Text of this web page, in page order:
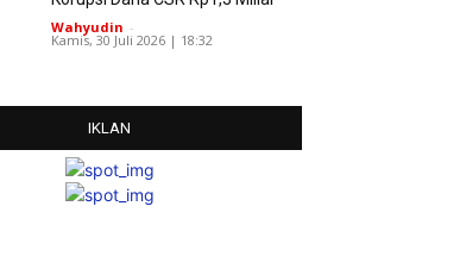
Wahyudin -
Kamis, 30 Juli 2026 | 18:32
IKLAN